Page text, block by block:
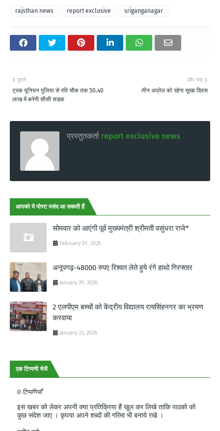
rajsthan news report exclusive sriganganagar
और नया
तीन अप्रेल को रहेगा सूखा दिवस
पुराने
ट्रक यूनियन पुलिया से रवि चौक तक 50.40
लाख में बनेगी सीसी सडक
प्रस्तुतकर्ता report exclusive news
आपको ये पोस्ट पसंद आ सकती हैं
सोमवार को आएंगी पूर्व मुख्यमंत्री श्रीमती वसुंधरा राजे*
February 01, 2026
अनूपगढ़-48000 रुपए रिश्वत लेते हुये रंगे हाथो गिरफ्तार
January 29, 2026
2 एलपीएम बच्चों को केंद्रीय विद्यालय रायसिंहनगर का भ्रमण
करवाया
January 23, 2026
एक टिप्पणी भेजें
0 टिप्पणियाँ
इस खबर को लेकर अपनी क्या प्रतिक्रिया हैं खुल कर लिखे ताकि पाठको को
कुछ संदेश जाए । कृपया अपने शब्दों की गरिमा भी बनाये रखे ।